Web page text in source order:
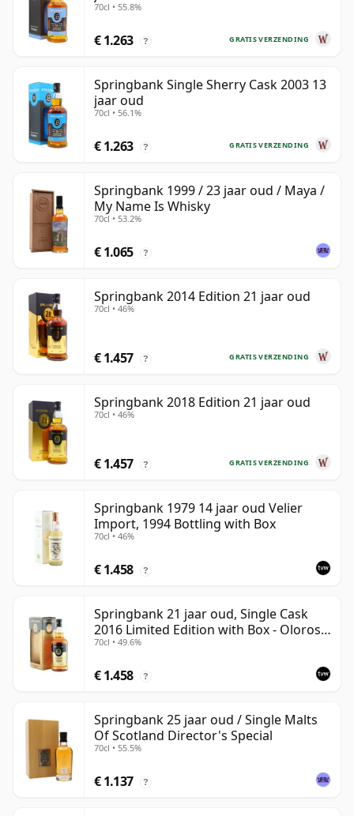
70cl • 55.8%
GRATIS VERZENDING
€ 1.263 ?
Springbank Single Sherry Cask 2003 13
jaar oud
70cl • 56.1%
GRATIS VERZENDING
€ 1.263 ?
Springbank 1999 / 23 jaar oud / Maya /
My Name Is Whisky
70cl • 53.2%
€ 1.065 ?
Springbank 2014 Edition 21 jaar oud
70cl • 46%
GRATIS VERZENDING
€ 1.457 ?
Springbank 2018 Edition 21 jaar oud
70cl • 46%
GRATIS VERZENDING
€ 1.457 ?
Springbank 1979 14 jaar oud Velier
Import, 1994 Bottling with Box
70cl • 46%
€ 1.458 ?
Springbank 21 jaar oud, Single Cask
2016 Limited Edition with Box - Oloroso
Sherry Butt
70cl • 49.6%
€ 1.458 ?
Springbank 25 jaar oud / Single Malts
Of Scotland Director's Special
70cl • 55.5%
€ 1.137 ?